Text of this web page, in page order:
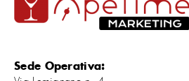
Sede Operativa: